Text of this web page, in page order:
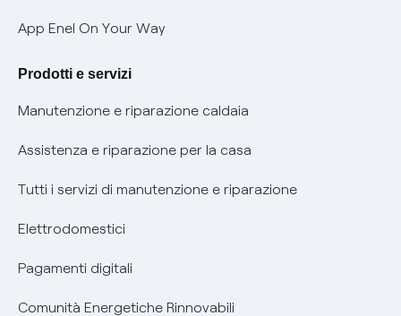
Verifica chi ti ha chiamato
Informativa RAEE
App Enel On Your Way
Prodotti e servizi
Manutenzione e riparazione caldaia
Assistenza e riparazione per la casa
Tutti i servizi di manutenzione e riparazione
Elettrodomestici
Pagamenti digitali
Comunità Energetiche Rinnovabili